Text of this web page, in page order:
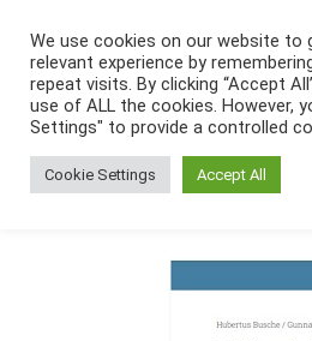
Inhalt
springen
We use cookies on our website to
relevant experience by
repeat visits. By clicking “Accept
use of ALL the cookies. However,
Settings" to provide a controlled
Cookie Settings Accept All